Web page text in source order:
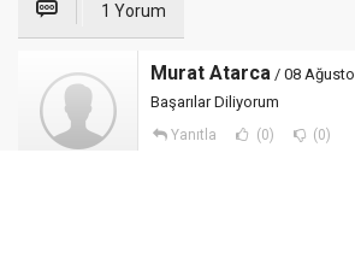
1 Yorum
Murat Atarca / 08
Başarılar Diliyorum
Yanıtla (0) (0)